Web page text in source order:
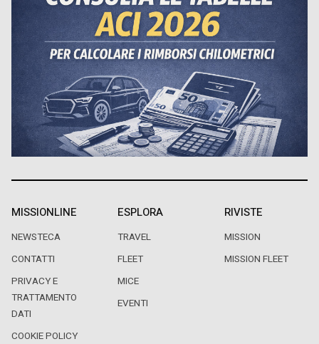
MISSIONLINE
NEWSTECA
CONTATTI
PRIVACY E
TRATTAMENTO
DATI
COOKIE POLICY
ESPLORA
TRAVEL
FLEET
MICE
EVENTI
RIVISTE
MISSION
MISSION FLEET